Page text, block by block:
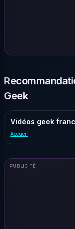
Geek
Vidéos geek
Accueil
PUBLICITÉ